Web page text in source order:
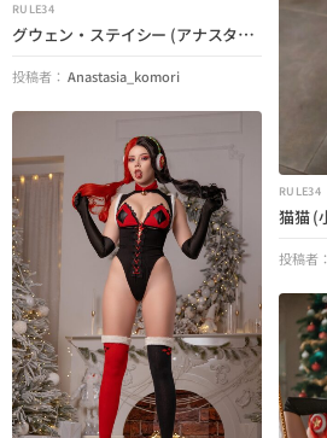
RULE34
グウェン・ステイシー (アナスタシア・コモリ) (スパイダーマン)
投稿者： Anastasia_komori
RULE34
投稿者：